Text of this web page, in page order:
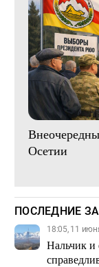
Осетии
ПОСЛЕДНИЕ
18:05, 11
Нальчик и